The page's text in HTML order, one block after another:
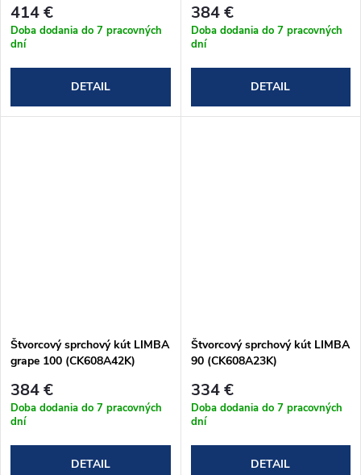
prevedenie (CN660)
414 €
Doba dodania do 7 pracovných
dní
DETAIL
384 €
Doba dodania do 7 pracovných
dní
DETAIL
Štvorcový sprchový kút LIMBA
grape 100 (CK608A42K)
384 €
Doba dodania do 7 pracovných
dní
DETAIL
Štvorcový sprchový kút LIMBA
90 (CK608A23K)
334 €
Doba dodania do 7 pracovných
dní
DETAIL